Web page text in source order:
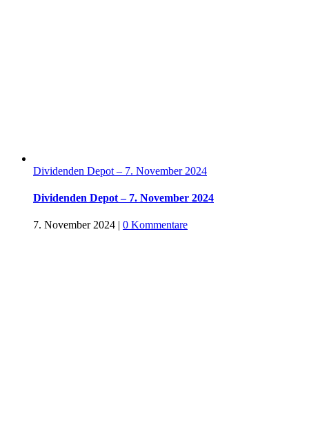
Dividenden Depot – 7. November 2024
Dividenden Depot – 7. November 2024
7. November 2024 | 0 Kommentare